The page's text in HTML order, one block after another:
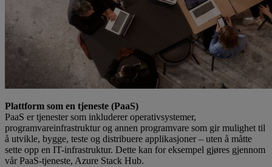
Plattform som en tjeneste (PaaS)
PaaS er tjenester som inkluderer operativsystemer,
programvareinfrastruktur og annen programvare som gir mulighet til
å utvikle, bygge, teste og distribuere applikasjoner – uten å måtte
sette opp en IT-infrastruktur. Dette kan for eksempel gjøres gjennom
vår PaaS-tjeneste, Azure Stack Hub.